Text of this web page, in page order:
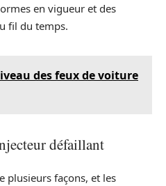
en vigueur et des
fil du temps.
des feux de voiture
défaillant
plusieurs façons, et les